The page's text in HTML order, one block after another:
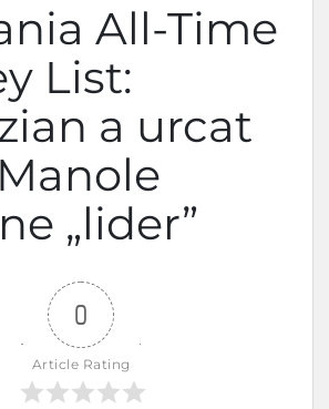
All-Time
List:
a urcat
„lider”
0
Article Rating